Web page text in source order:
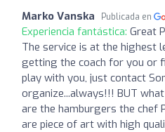
Marko Vanska Publicada en
Experiencia fantástica: Great
The service is at the highest
getting the coach for you or
play with you, just contact
organize...always!!! BUT
are the hamburgers the chef
are piece of art with high